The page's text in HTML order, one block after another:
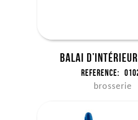
Balai
Reference:
brosserie